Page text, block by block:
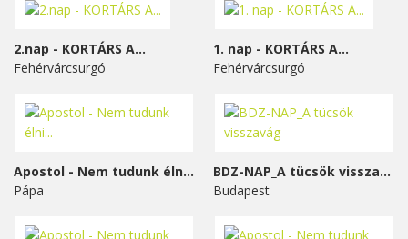
2.nap - KORTÁRS A...
Fehérvárcsurgó
1. nap - KORTÁRS A...
Fehérvárcsurgó
Apostol - Nem tudunk élni...
Pápa
BDZ-NAP_A tücsök visszavág
Budapest